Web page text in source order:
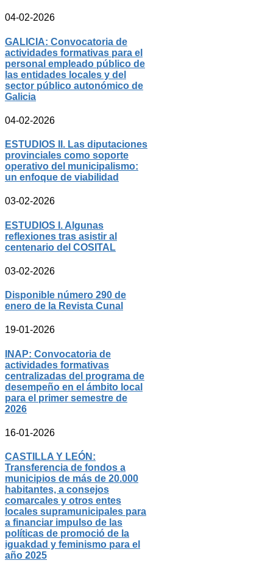
04-02-2026
GALICIA: Convocatoria de
actividades formativas para el
personal empleado público de
las entidades locales y del
sector público autonómico de
Galicia
04-02-2026
ESTUDIOS II. Las diputaciones
provinciales como soporte
operativo del municipalismo:
un enfoque de viabilidad
03-02-2026
ESTUDIOS I. Algunas
reflexiones tras asistir al
centenario del COSITAL
03-02-2026
Disponible número 290 de
enero de la Revista Cunal
19-01-2026
INAP: Convocatoria de
actividades formativas
centralizadas del programa de
desempeño en el ámbito local
para el primer semestre de
2026
16-01-2026
CASTILLA Y LEÓN:
Transferencia de fondos a
municipios de más de 20.000
habitantes, a consejos
comarcales y otros entes
locales supramunicipales para
a financiar impulso de las
políticas de promoció de la
iguakdad y feminismo para el
año 2025